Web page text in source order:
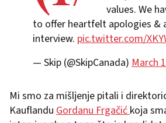
values. We
to offer heartfelt apologies &
interview. pic.twitter.com/
— Skip (@SkipCanada) March
Mi smo za mišljenje pitali i
Kauflandu Gordanu Frgačić koja